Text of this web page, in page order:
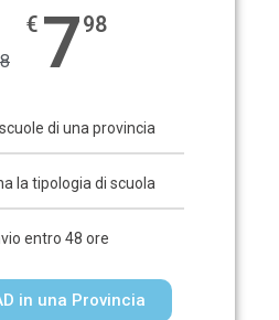
€ 798
di una provincia
la tipologia di scuola
entro 48 ore
in una Provincia